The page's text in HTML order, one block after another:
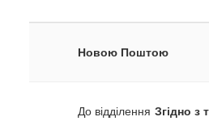
Новою Поштою
До відділення Згідно з